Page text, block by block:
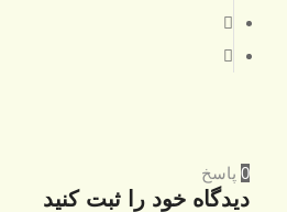
0 پاسخ
دیدگاه خود را ثبت کنید